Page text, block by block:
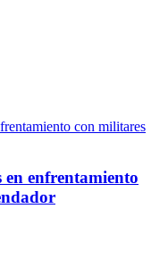
enfrentamiento